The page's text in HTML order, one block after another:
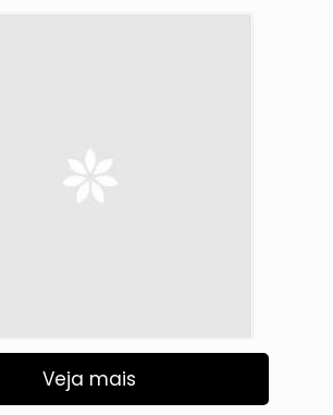
Veja mais